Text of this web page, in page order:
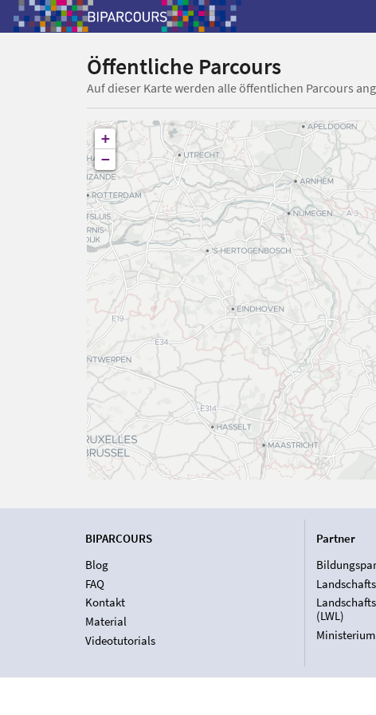
Öffentliche Parcours
Auf dieser Karte werden alle öffentlichen Parcours
+
−
BIPARCOURS
Blog
FAQ
Kontakt
Material
Videotutorials
Partner
(LWL)